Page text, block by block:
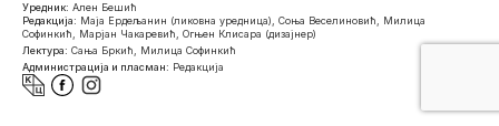
Уредник: Ален Бешић
Редакција: Маја Ердељанин (ликовна уредница), Соња Веселиновић, Милица
Софинкић, Марјан Чакаревић, Огњен Клисара (дизајнер)
Лектура: Сања Бркић, Милица Софинкић
Администрација и пласман: Редакција